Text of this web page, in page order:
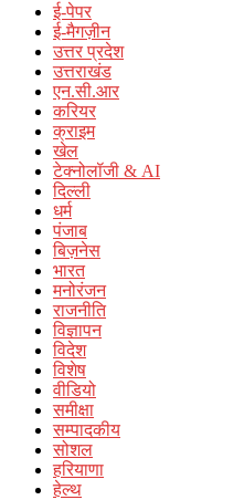
ई-पेपर
ई-मैगज़ीन
उत्तर प्रदेश
उत्तराखंड
एन.सी.आर
करियर
क्राइम
खेल
टेक्नोलॉजी & AI
दिल्ली
धर्म
पंजाब
बिज़नेस
भारत
मनोरंजन
राजनीति
विज्ञापन
विदेश
विशेष
वीडियो
समीक्षा
सम्पादकीय
सोशल
हरियाणा
हेल्थ